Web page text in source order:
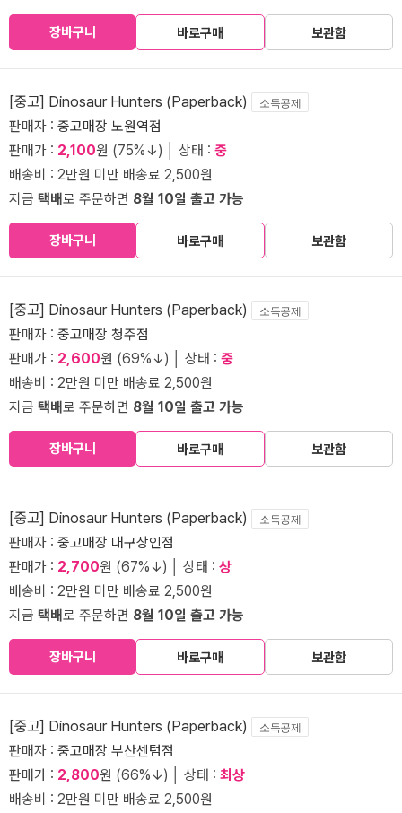
장바구니 바로구매 보관함
[중고] Dinosaur Hunters (Paperback) 소득공제
판매자 : 중고매장 노원역점
판매가 : 2,100원 (75%↓) │ 상태 : 중
배송비 : 2만원 미만 배송료 2,500원
지금 택배로 주문하면 8월 10일 출고 가능
장바구니 바로구매 보관함
[중고] Dinosaur Hunters (Paperback) 소득공제
판매자 : 중고매장 청주점
판매가 : 2,600원 (69%↓) │ 상태 : 중
배송비 : 2만원 미만 배송료 2,500원
지금 택배로 주문하면 8월 10일 출고 가능
장바구니 바로구매 보관함
[중고] Dinosaur Hunters (Paperback) 소득공제
판매자 : 중고매장 대구상인점
판매가 : 2,700원 (67%↓) │ 상태 : 상
배송비 : 2만원 미만 배송료 2,500원
지금 택배로 주문하면 8월 10일 출고 가능
장바구니 바로구매 보관함
[중고] Dinosaur Hunters (Paperback) 소득공제
판매자 : 중고매장 부산센텀점
판매가 : 2,800원 (66%↓) │ 상태 : 최상
배송비 : 2만원 미만 배송료 2,500원